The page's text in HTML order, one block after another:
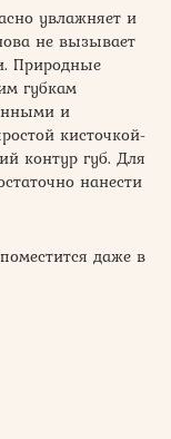
увлажняет и
не вызывает
Природные
губкам
и
кисточкой-
контур губ. Для
нанести
даже в